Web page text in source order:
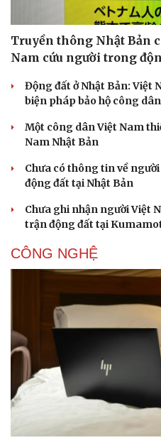
Làm đẹp - giảm cân
Phòng mạch online
Ăn sạch sống khỏe
Truyền thông Nhật Bản
Nam cứu người trong
Động đất ở Nhật Bản: Việt
biện pháp bảo hộ công dân
Một công dân Việt Nam
Nam Nhật Bản
Chưa có thông tin về
động đất tại Nhật Bản
Chưa ghi nhận người Việt
trận động đất tại
CÔNG NGHỆ